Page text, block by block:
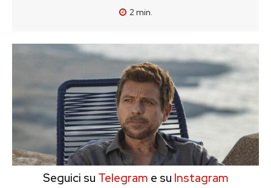
2min.
Seguici su Telegram e su Instagram